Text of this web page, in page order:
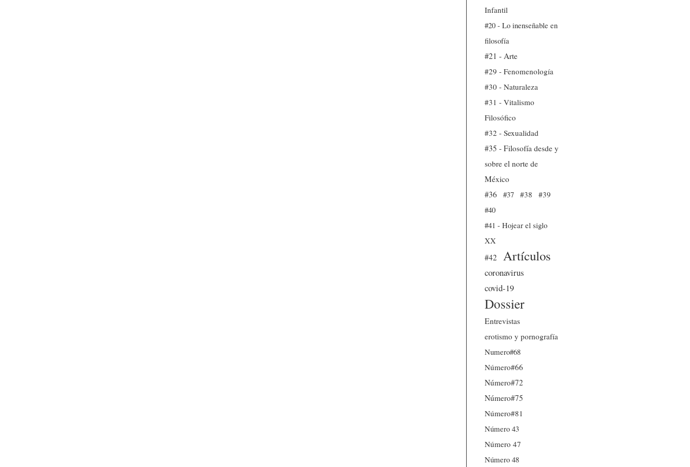
Infantil
#20 - Lo inenseñable en
filosofía
#21 - Arte
#29 - Fenomenología
#30 - Naturaleza
#31 - Vitalismo
Filosófico
#32 - Sexualidad
#35 - Filosofía desde y
sobre el norte de
México
#36
#37 #38
#39
#40
#41 - Hojear el siglo
XX
#42
Artículos
coronavirus
covid-19
Dossier
Entrevistas
erotismo y pornografía
Numero#68
Número#66
Número#72
Número#75
Número#81
Número 43
Número 47
Número 48